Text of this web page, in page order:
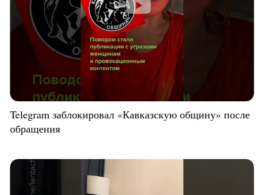
Telegram заблокировал «Кавказскую общину» после
обращения